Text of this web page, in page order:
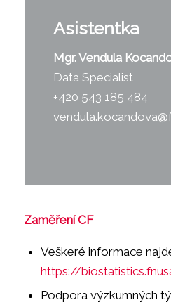
Asistentka
Mgr. Vendula
Data Specialist
+420 543 185 484
Zaměření CF
Veškeré informace
https://
Podpora výzkumných